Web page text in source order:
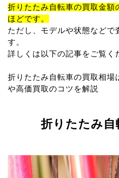
折りたたみ自転車の買取金額
ほどです。
ただし、モデルや状態などで
す。
詳しくは以下の記事をご覧く
折りたたみ自転車の買取相場
や高価買取のコツを解説
折りたたみ自